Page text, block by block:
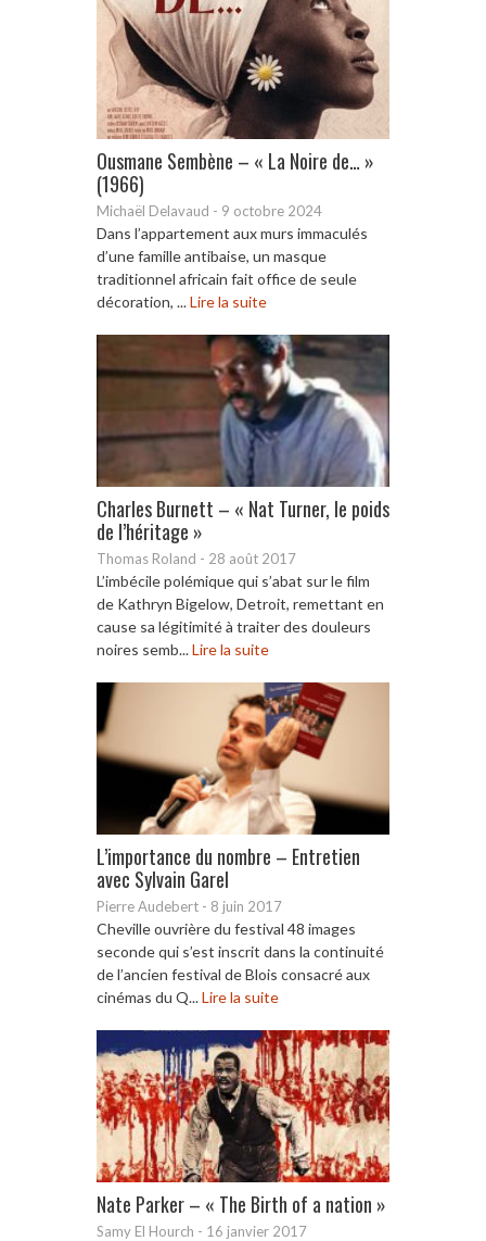
Ousmane Sembène – « La Noire de… »
(1966)
Michaël Delavaud - 9 octobre 2024
Dans l’appartement aux murs immaculés
d’une famille antibaise, un masque
traditionnel africain fait office de seule
décoration, ...Lire la suite
Charles Burnett – « Nat Turner, le poids
de l’héritage »
Thomas Roland - 28 août 2017
L’imbécile polémique qui s’abat sur le film
de Kathryn Bigelow, Detroit, remettant en
cause sa légitimité à traiter des douleurs
noires semb...Lire la suite
L’importance du nombre – Entretien
avec Sylvain Garel
Pierre Audebert - 8 juin 2017
Cheville ouvrière du festival 48 images
seconde qui s’est inscrit dans la continuité
de l’ancien festival de Blois consacré aux
cinémas du Q...Lire la suite
Nate Parker – « The Birth of a nation »
Samy El Hourch - 16 janvier 2017